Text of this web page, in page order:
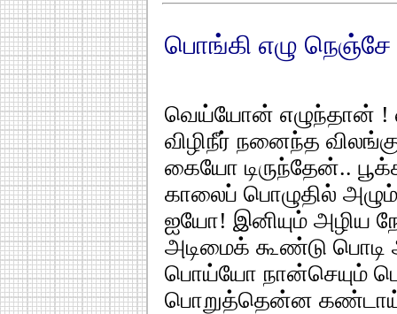
பொங்கி எழு நெஞ்சே
வெய்யோன் எழுந்தான் !
விழிநீர் நனைந்த
கையோ டிருந்தேன்..
காலைப் பொழுதில்
ஐயோ! இனியும் அழிய
அடிமைக் கூண்டு
பொய்யோ நான்செயும்
பொறுத்தென்ன